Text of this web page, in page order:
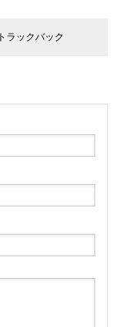
ラックバック